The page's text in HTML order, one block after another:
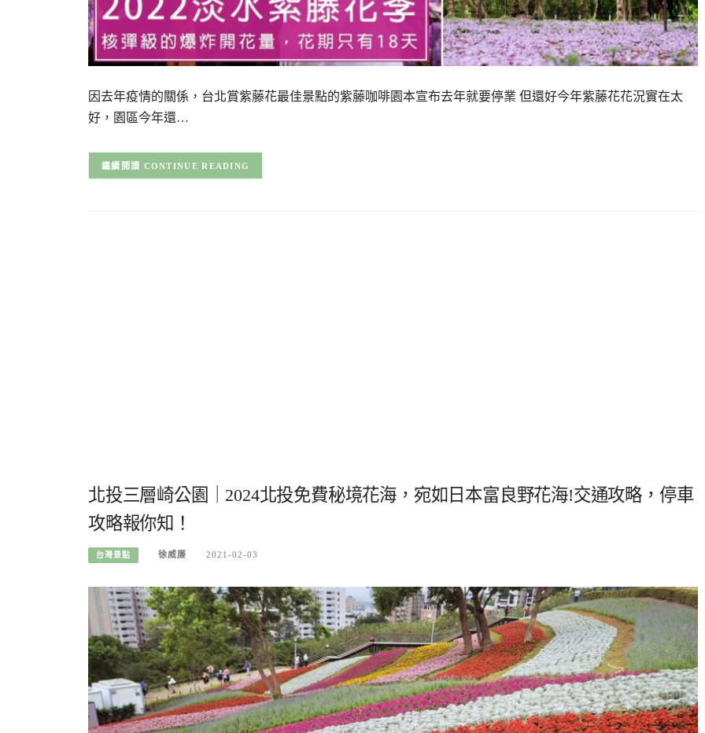
因去年疫情的關係，台北賞紫藤花最佳景點的紫藤咖啡園本宣布去年就要停業 但還好今年紫藤花花況實在太
好，園區今年還…
CONTINUE READING
北投三層崎公園｜2024北投免費秘境花海，宛如日本富良野花海!交通攻略，停車
攻略報你知！
台灣景點 徐威廉 2021-02-03